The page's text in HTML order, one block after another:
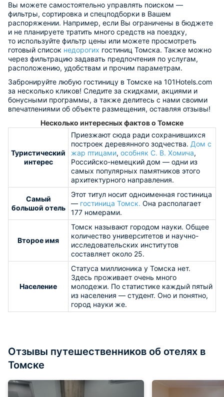
Вы можете самостоятельно управлять поиском —
фильтры, сортировка и спецподборки в Вашем
распоряжении. Например, если Вы ограничены в бюджете
и не планируете тратить много средств на поездку,
то используйте фильтр цены или можете просмотреть
готовый список недорогих гостиниц Томска. Также можно
через фильтрацию задавать предпочтения по услугам,
расположению, удобствам и прочим параметрам.
Забронируйте любую гостиницу в Томске на 101Hotels.com
за несколько кликов! Следите за скидками, акциями и
бонусными программы, а также делитесь с нами своими
впечатлениями об объекте размещения, оставляя отзывы!
Несколько интересных фактов о Томске
Туристический
интерес
Приезжают сюда ради сохранившихся
построек деревянного зодчества. Дом с
жар птицами, особняк С. В. Хомича,
Российско-немецкий дом — одни из
самых популярных памятников этого
архитектурного направления.
Самый
большой отель
Этот титул носит одноименная гостиница
— гостиница Томск. Она располагает
177 номерами.
Второе имя
Томск называют городом науки. Общее
количество университетов и научно-
исследовательских институтов
составляет около 25.
Население
Статуса миллионика у Томска нет.
Здесь проживает очень много
молодежи. По статистике каждый пятый
из населения — студент. Оно и понятно,
город науки же.
Отзывы путешественников об отелях в
Томске